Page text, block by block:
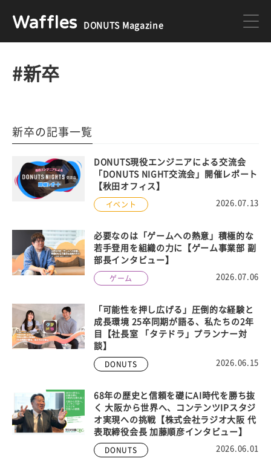
Waffles DONUTS Magazine
DONUTS
DONUTSの採用情報はこちら
#新卒
新卒の記事一覧
イベント 2026.07.13
DONUTS現役エンジニアによる交流会
「DONUTS NIGHT交流会」開催レポート
【秋田オフィス】
ゲーム 2026.07.06
必要なのは「ゲームへの熱意」積極的な
若手登用を組織の力に【ゲーム事業部 副
部長インタビュー】
DONUTS 2026.06.15
「可能性を押し広げる」圧倒的な経験と
成長環境 25卒同期が語る、私たちの2年
目【社長室 「タテドラ」プランナー対
談】
DONUTS 2026.06.01
68年の歴史と信頼を礎にAI時代を勝ち抜
く 大阪から世界へ、コンテンツIPスタジ
オ実現への挑戦【株式会社ラジオ大阪 代
表取締役会長 加藤順彦インタビュー】